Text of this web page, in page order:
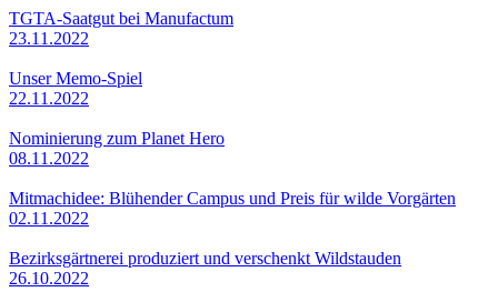
TGTA-Saatgut bei Manufactum
23.11.2022
Unser Memo-Spiel
22.11.2022
Nominierung zum Planet Hero
08.11.2022
Mitmachidee: Blühender Campus und Preis für wilde Vorgärten
02.11.2022
Bezirksgärtnerei produziert und verschenkt Wildstauden
26.10.2022